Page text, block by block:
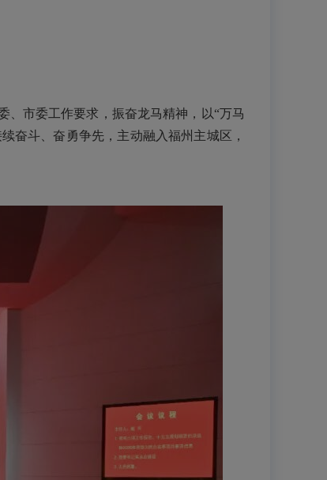
市委工作要求，振奋龙马精神，以“万马
奋斗、奋勇争先，主动融入福州主城区，